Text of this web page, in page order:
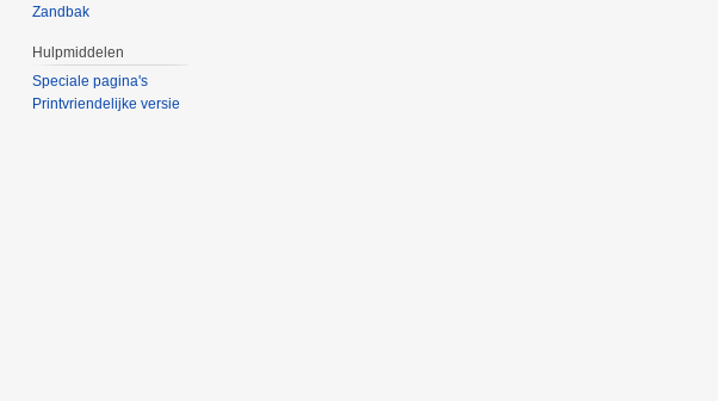
Zandbak
Hulpmiddelen
Speciale pagina's
Printvriendelijke versie